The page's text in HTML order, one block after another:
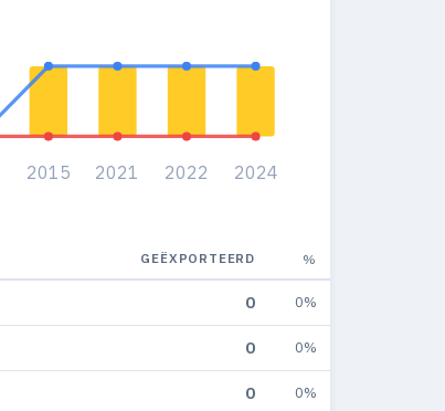
2015 2021 2022 2024
GEËXPORTEERD %
0 0%
0 0%
0 0%